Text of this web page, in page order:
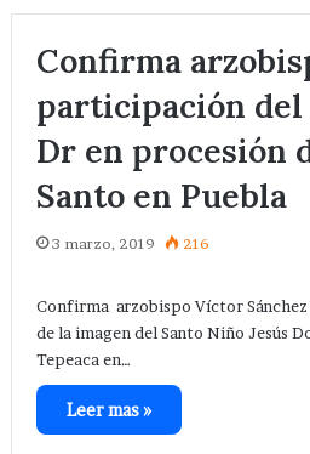
Confirma
participación del
Dr en procesión
Santo en Puebla
3 marzo, 2019 216
Confirma arzobispo Víctor
de la imagen del Santo Niño Jesús
Tepeaca en…
Leer mas »